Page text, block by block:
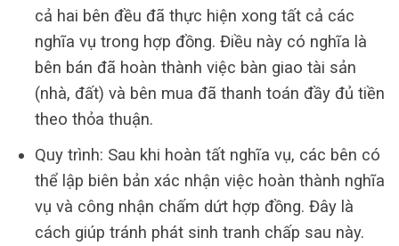
cả hai bên đều đã thực hiện xong tất cả các
nghĩa vụ trong hợp đồng. Điều này có nghĩa là
bên bán đã hoàn thành việc bàn giao tài sản
(nhà, đất) và bên mua đã thanh toán đầy đủ tiền
theo thỏa thuận.
Quy trình: Sau khi hoàn tất nghĩa vụ, các bên có
thể lập biên bản xác nhận việc hoàn thành nghĩa
vụ và công nhận chấm dứt hợp đồng. Đây là
cách giúp tránh phát sinh tranh chấp sau này.